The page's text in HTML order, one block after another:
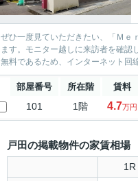
ぜひ一度見ていただきたい、「Ｍ
ます。モニター越しに来訪者を確
無料であるため、インターネット回
部屋番号 所在階 賃料
101 1階 4.7万円
戸田の掲載物件の家賃相場